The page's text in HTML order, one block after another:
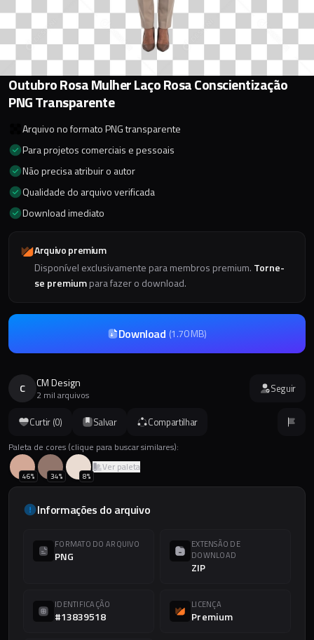
Curtir (0) Salvar Compartilhar
Paleta de cores (clique para buscar similares):
46% 34% 8%
Ver paleta
Informações do arquivo
FORMATO DO ARQUIVO
PNG
EXTENSÃO DE
DOWNLOAD
ZIP
IDENTIFICAÇÃO
#13839518
LICENÇA
Premium
Outubro Rosa Mulher Laço Rosa Conscientização
PNG Transparente
Arquivo no formato PNG transparente
Para projetos comerciais e pessoais
Não precisa atribuir o autor
Qualidade do arquivo verificada
Download imediato
Arquivo premium
Disponível exclusivamente para membros premium. Torne-
se premiumpara fazer o download.
Download (1.70 MB)
C CM Design
2 mil arquivos Seguir